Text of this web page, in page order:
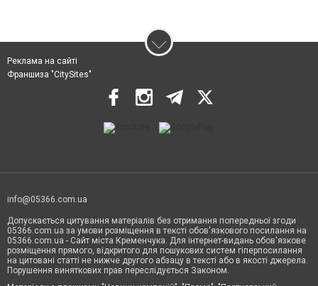
Реклама на сайті
Франшиза "CitySites"
info@05366.com.ua
Допускається цитування матеріалів без отримання попередньої згоди
05366.com.ua за умови розміщення в тексті обов'язкового посилання на
05366.com.ua - Сайт міста Кременчука. Для інтернет-видань обов'язкове
розміщення прямого, відкритого для пошукових систем гіперпосилання
на цитовані статті не нижче другого абзацу в тексті або в якості джерела.
Порушення виняткових прав переслідується Законом.